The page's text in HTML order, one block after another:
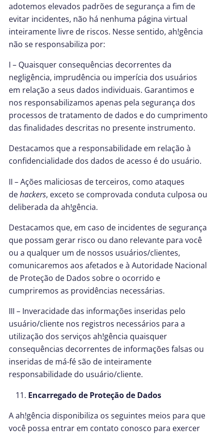
adotemos elevados padrões de segurança a fim de
evitar incidentes, não há nenhuma página virtual
inteiramente livre de riscos. Nesse sentido, ah!gência
não se responsabiliza por:
I – Quaisquer consequências decorrentes da
negligência, imprudência ou imperícia dos usuários
em relação a seus dados individuais. Garantimos e
nos responsabilizamos apenas pela segurança dos
processos de tratamento de dados e do cumprimento
das finalidades descritas no presente instrumento.
Destacamos que a responsabilidade em relação à
confidencialidade dos dados de acesso é do usuário.
II – Ações maliciosas de terceiros, como ataques
dehackers, exceto se comprovada conduta culposa ou
deliberada da ah!gência.
Destacamos que, em caso de incidentes de segurança
que possam gerar risco ou dano relevante para você
ou a qualquer um de nossos usuários/clientes,
comunicaremos aos afetados e à Autoridade Nacional
de Proteção de Dados sobre o ocorrido e
cumpriremos as providências necessárias.
III – Inveracidade das informações inseridas pelo
usuário/cliente nos registros necessários para a
utilização dos serviços ah!gência quaisquer
consequências decorrentes de informações falsas ou
inseridas de má-fé são de inteiramente
responsabilidade do usuário/cliente.
Encarregado de Proteção de Dados
A ah!gência disponibiliza os seguintes meios para que
você possa entrar em contato conosco para exercer